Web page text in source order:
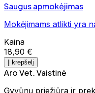
Saugus apmokėjimas
Mokėjimams atlikti yra
Kaina
18,90 €
Į krepšelį
Aro Vet. Vaistinė
Gyvūnų priežiūra ir